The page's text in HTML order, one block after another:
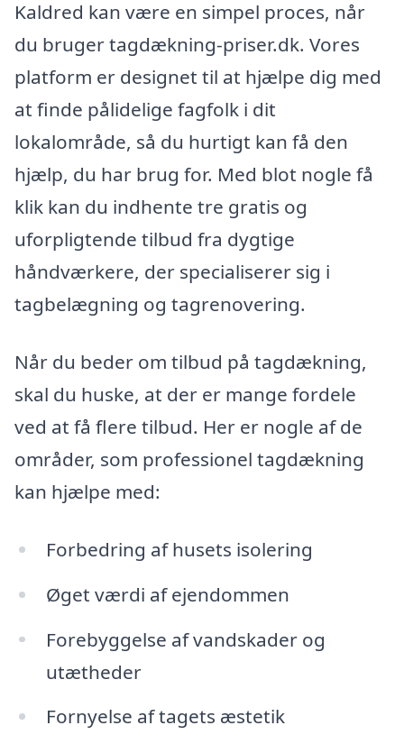
Kaldred kan være en simpel proces, når
du bruger tagdækning-priser.dk. Vores
platform er designet til at hjælpe dig med
at finde pålidelige fagfolk i dit
lokalområde, så du hurtigt kan få den
hjælp, du har brug for. Med blot nogle få
klik kan du indhente tre gratis og
uforpligtende tilbud fra dygtige
håndværkere, der specialiserer sig i
tagbelægning og tagrenovering.
Når du beder om tilbud på tagdækning,
skal du huske, at der er mange fordele
ved at få flere tilbud. Her er nogle af de
områder, som professionel tagdækning
kan hjælpe med:
Forbedring af husets isolering
Øget værdi af ejendommen
Forebyggelse af vandskader og
utætheder
Fornyelse af tagets æstetik